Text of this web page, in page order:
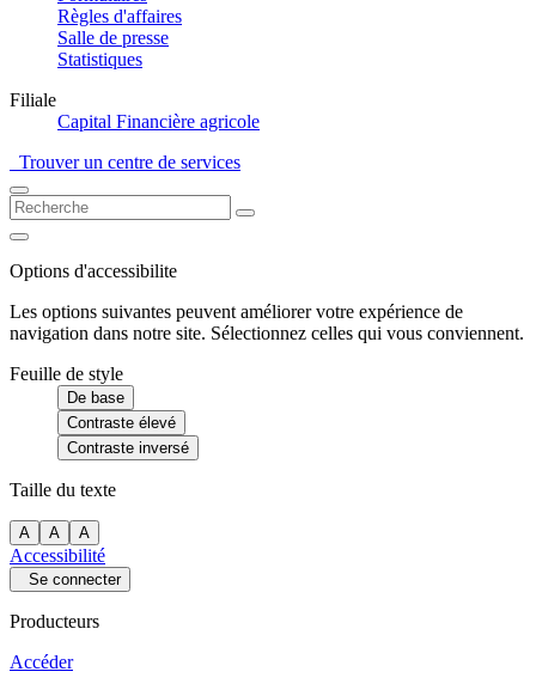
Règles d'affaires
Salle de presse
Statistiques
Filiale
Capital Financière agricole
Trouver un centre de services
Options d'accessibilite
Les options suivantes peuvent améliorer votre expérience de
navigation dans notre site. Sélectionnez celles qui vous conviennent.
Feuille de style
De base
Contraste élevé
Contraste inversé
Taille du texte
A A A
Accessibilité
Se connecter
Producteurs
Accéder